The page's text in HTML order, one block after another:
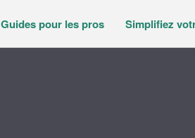
Guides pour les pros Simplifiez